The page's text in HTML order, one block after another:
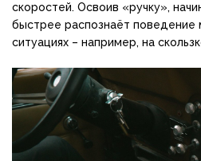
скоростей. Освоив «ручку»,
быстрее распознаёт поведение
ситуациях – например, на